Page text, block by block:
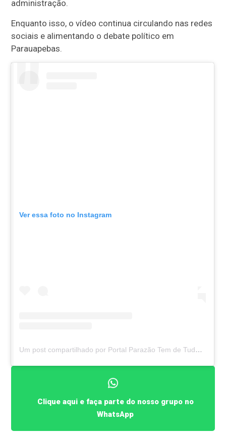
administração.
Enquanto isso, o vídeo continua circulando nas redes
sociais e alimentando o debate político em
Parauapebas.
Ver essa foto no Instagram
Um post compartilhado por Portal Parazão Tem de Tudo (@parazaotemdtudo)
Clique aqui e faça parte do nosso grupo no
WhatsApp